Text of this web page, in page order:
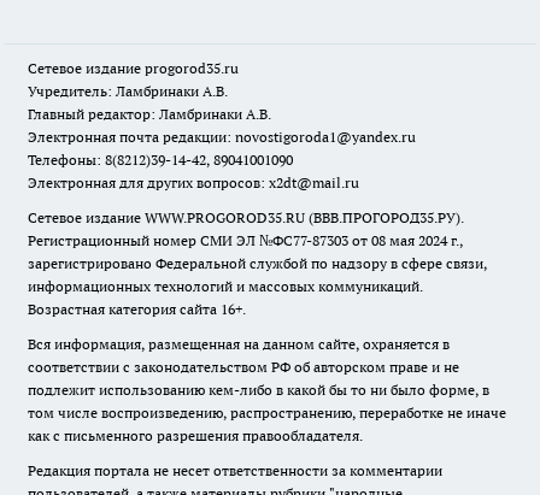
Сетевое издание progorod35.ru
Учредитель: Ламбринаки А.В.
Главный редактор: Ламбринаки А.В.
Электронная почта редакции: novostigoroda1@yandex.ru
Телефоны: 8(8212)39-14-42, 89041001090
Электронная для других вопросов: x2dt@mail.ru
Сетевое издание WWW.PROGOROD35.RU (ВВВ.ПРОГОРОД35.РУ).
Регистрационный номер СМИ ЭЛ №ФС77-87303 от 08 мая 2024 г.,
зарегистрировано Федеральной службой по надзору в сфере связи,
информационных технологий и массовых коммуникаций.
Возрастная категория сайта 16+.
Вся информация, размещенная на данном сайте, охраняется в
соответствии с законодательством РФ об авторском праве и не
подлежит использованию кем-либо в какой бы то ни было форме, в
том числе воспроизведению, распространению, переработке не иначе
как с письменного разрешения правообладателя.
Редакция портала не несет ответственности за комментарии